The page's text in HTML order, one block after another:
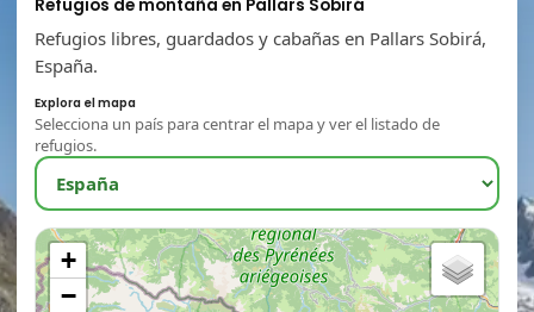
Refugios de montaña en Pallars Sobirá
Refugios libres, guardados y cabañas en Pallars Sobirá,
España.
Explora el mapa
Selecciona un país para centrar el mapa y ver el listado de
refugios.
+
−